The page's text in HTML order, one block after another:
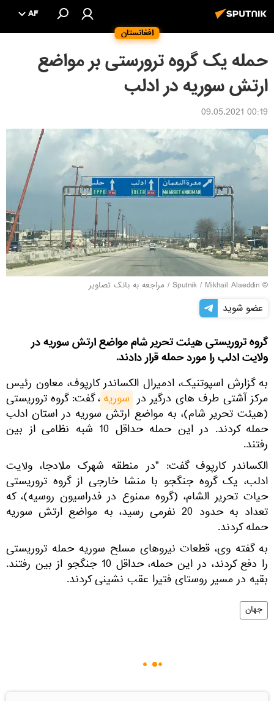
افغانستان
AF
حمله یک گروه ترورستی بر مواضع
ارتش سوریه در ادلب
00:19 09.05.2021
© Sputnik / Mikhail Alaeddin
/ مراجعه به بانک تصاویر
عضو شوید
گروه تروریستی هیئت تحریر شام مواضع ارتش سوریه در
ولایت ادلب را مورد حمله قرار دادند.
به گزارش اسپوتنیک، ادمیرال الکساندر کارپوف، معاون رئیس
مرکز آشتی طرف های درگیر در سوریه، گفت: گروه تروریستی
(هیئت تحریر شام)، به مواضع ارتش سوریه در استان ادلب
حمله کردند. در این حمله حداقل 10 شبه نظامی از بین
رفتند.
الکساندر کارپوف گفت: "در منطقه شهرک ملادجا، ولایت
ادلب، یک گروه جنگجو با منشا خارجی از گروه تروریستی
حیات تحریر الشام، (گروه ممنوع در فدراسیون روسیه)، که
تعداد به حدود 20 نفرمی رسید، به مواضع ارتش سوریه
حمله کردند.
به گفته وی، قطعات نیروهای مسلح سوریه حمله تروریستی
را دفع کردند، در این حمله، حداقل 10 جنگجو از بین رفتند.
بقیه در مسیر روستای فتیرا عقب نشینی کردند.
جهان